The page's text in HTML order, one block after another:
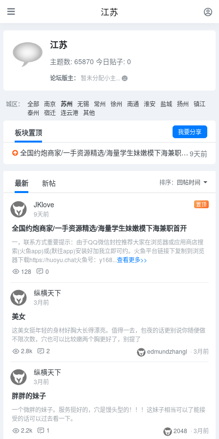
江苏
江苏
主题数: 65870 今日贴子: 0
论坛版主： 暂未分配小主...
城区： 全部 南京 苏州 无锡 常州 徐州 南通 淮安 盐城 扬州
镇江
泰州
宿迁 连云港 其他
板块置顶 我要分享
全国约炮商家/一手资源精选/海量学生妹嫩模下海兼职首开 9天前
最新 新帖 排序： 回帖时间
JKlove 置顶
9天前
全国约炮商家/一手资源精选/海量学生妹嫩模下海兼职首开
一，联系方式重要提示：由于QQ微信封控推荐大家在浏览器或应用商店搜
索(火鱼app)或(默往app)安装好加我立即可约。火鱼平台链接下复制到浏览
器下载https://huoyu.chat火鱼号：y168...查看更多>>
128
0
纵横天下
3月前
美女
这美女挺年轻的身材好胸大长得漂亮。值得一去，包夜的话更别说你随便做
不限次数，穴也可以比较嫩两个胸更好了，别提了
2.8k
2 edmundzhangl · 3月前
纵横天下
3月前
胖胖的妹子
一个微胖的妹子。服务挺好的，穴是馒头型的！！！这妹子相当可以了能接
受的话可以过去看一下。
2.2k
1 2048 · 3月前